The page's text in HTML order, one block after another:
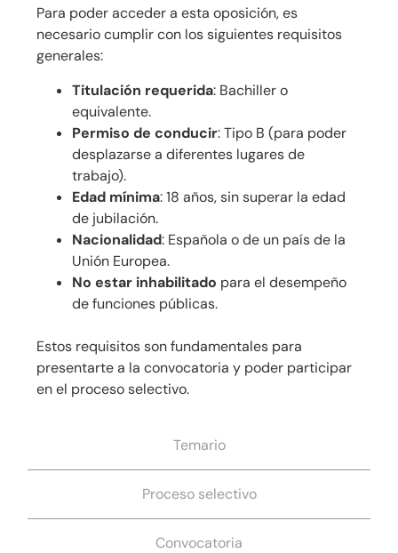
Temario
Proceso selectivo
Convocatoria
Para poder acceder a esta oposición, es
necesario cumplir con los siguientes requisitos
generales:
Titulación requerida: Bachiller o
equivalente.
Permiso de conducir: Tipo B (para poder
desplazarse a diferentes lugares de
trabajo).
Edad mínima: 18 años, sin superar la edad
de jubilación.
Nacionalidad: Española o de un país de la
Unión Europea.
No estar inhabilitado para el desempeño
de funciones públicas.
Estos requisitos son fundamentales para
presentarte a la convocatoria y poder participar
en el proceso selectivo.